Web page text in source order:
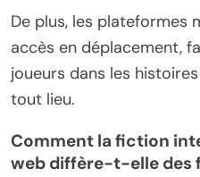
De plus, les plateformes
accès en déplacement,
joueurs dans les
tout lieu.
Comment la fiction
web diffère-t-elle des